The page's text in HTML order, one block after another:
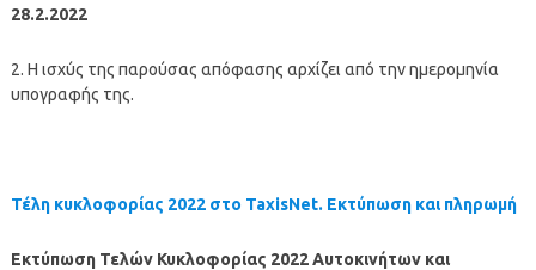
28.2.2022
2. Η ισχύς της παρούσας απόφασης αρχίζει από την ημερομηνία
υπογραφής της.
Τέλη κυκλοφορίας 2022 στο TaxisNet. Εκτύπωση και πληρωμή
Εκτύπωση Τελών Κυκλοφορίας 2022 Αυτοκινήτων και